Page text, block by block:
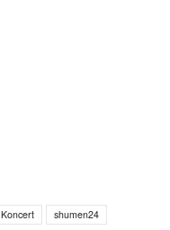
Koncert shumen24